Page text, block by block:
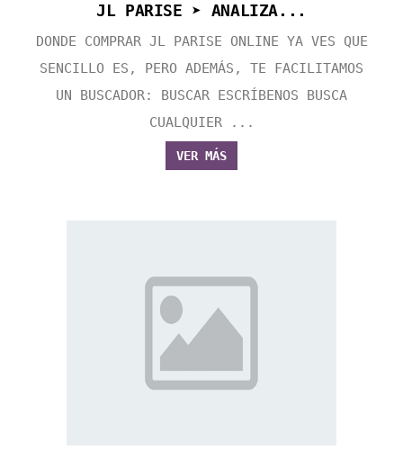
JL PARISE ➤ ANALIZA...
DONDE COMPRAR JL PARISE ONLINE YA VES QUE
SENCILLO ES, PERO ADEMÁS, TE FACILITAMOS
UN BUSCADOR: BUSCAR ESCRÍBENOS BUSCA
CUALQUIER ...
VER MÁS